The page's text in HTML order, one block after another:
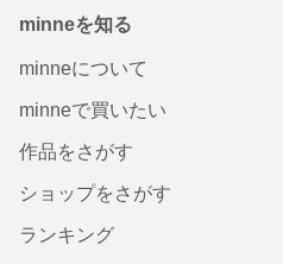
minneを知る
minneについて
minneで買いたい
作品をさがす
ショップをさがす
ランキング